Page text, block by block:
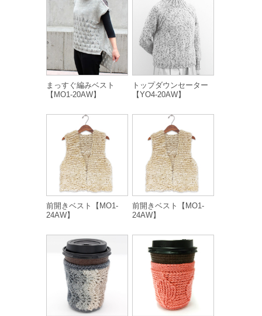
まっすぐ編みベスト
【MO1-20AW】
トップダウンセーター
【YO4-20AW】
前開きベスト【MO1-
24AW】
前開きベスト【MO1-
24AW】